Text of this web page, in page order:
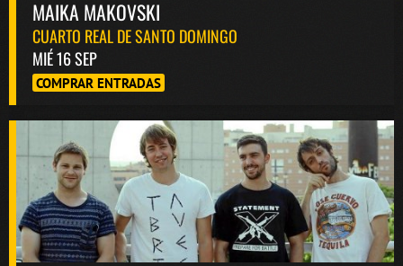
MAIKA MAKOVSKI
CUARTO REAL DE SANTO DOMINGO
MIÉ 16 SEP
COMPRAR ENTRADAS